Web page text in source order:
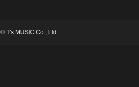
©T's MUSIC Co., Ltd.